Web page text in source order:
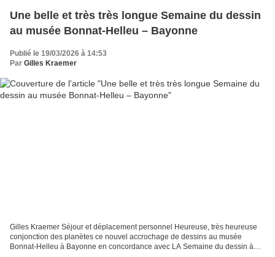
Une belle et très très longue Semaine du dessin
au musée Bonnat-Helleu – Bayonne
Publié le 19/03/2026 à 14:53
Par Gilles Kraemer
Gilles Kraemer Séjour et déplacement personnel Heureuse, très heureuse
conjonction des planètes ce nouvel accrochage de dessins au musée
Bonnat-Helleu à Bayonne en concordance avec LA Semaine du dessin à